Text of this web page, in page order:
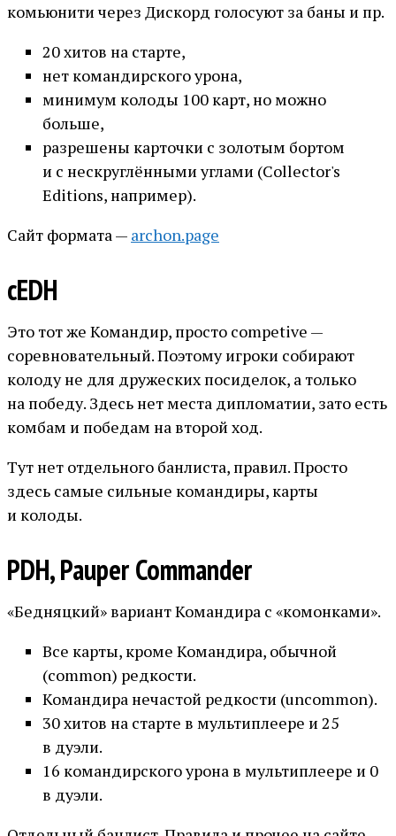
комьюнити через Дискорд голосуют за баны и пр.
20 хитов на старте,
нет командирского урона,
минимум колоды 100 карт, но можно
больше,
разрешены карточки с золотым бортом
и с нескруглёнными углами (Collector's
Editions, например).
Сайт формата — archon.page
cEDH
Это тот же Командир, просто competive —
соревновательный. Поэтому игроки собирают
колоду не для дружеских посиделок, а только
на победу. Здесь нет места дипломатии, зато есть
комбам и победам на второй ход.
Тут нет отдельного банлиста, правил. Просто
здесь самые сильные командиры, карты
и колоды.
PDH, Pauper Commander
«Бедняцкий» вариант Командира с «комонками».
Все карты, кроме Командира, обычной
(common) редкости.
Командира нечастой редкости (uncommon).
30 хитов на старте в мультиплеере и 25
в дуэли.
16 командирского урона в мультиплеере и 0
в дуэли.